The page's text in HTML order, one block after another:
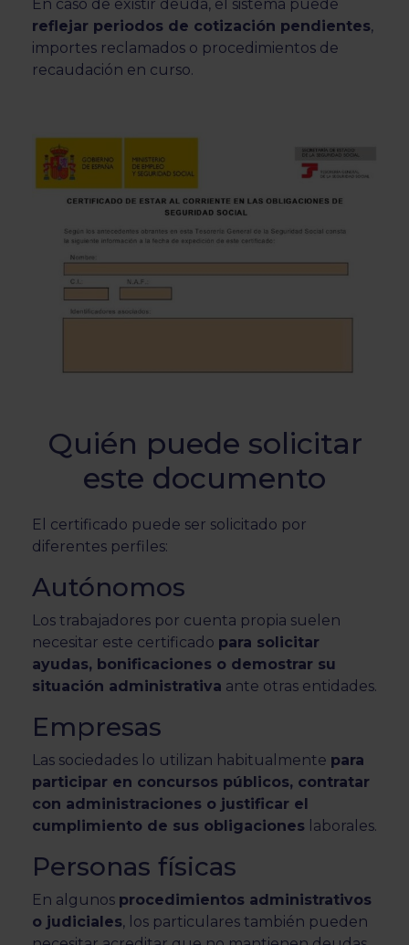
En caso de existir deuda, el sistema puede
reflejar periodos de cotización pendientes,
importes reclamados o procedimientos de
recaudación en curso.
Quién puede solicitar
este documento
El certificado puede ser solicitado por
diferentes perfiles:
Autónomos
Los trabajadores por cuenta propia suelen
necesitar este certificado para solicitar
ayudas, bonificaciones o demostrar su
situación administrativa ante otras entidades.
Empresas
Las sociedades lo utilizan habitualmente para
participar en concursos públicos, contratar
con administraciones o justificar el
cumplimiento de sus obligaciones laborales.
Personas físicas
En algunos procedimientos administrativos
o judiciales, los particulares también pueden